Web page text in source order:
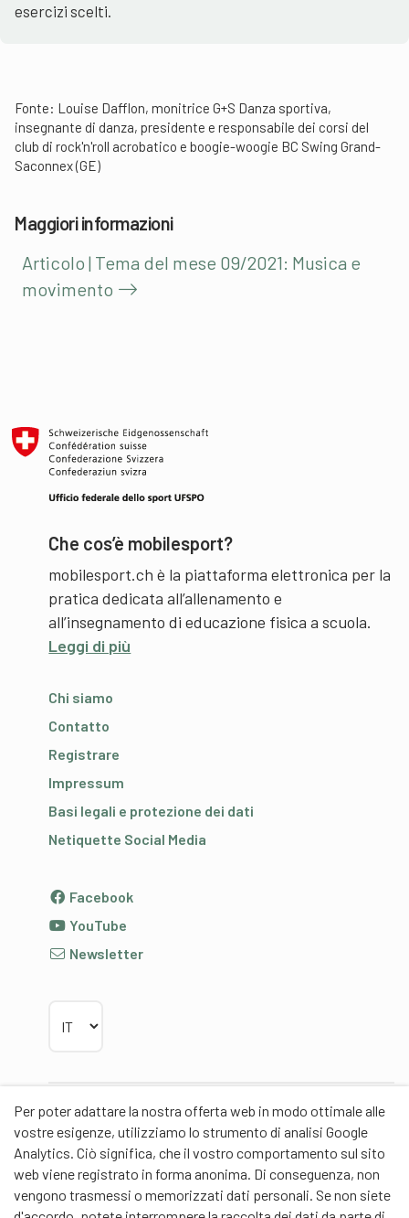
Per poter adattare la nostra offerta web in modo ottimale alle
vostre esigenze, utilizziamo lo strumento di analisi Google
Analytics. Ciò significa, che il vostro comportamento sul sito
web viene registrato in forma anonima. Di conseguenza, non
vengono trasmessi o memorizzati dati personali. Se non siete
esercizi scelti.
Fonte: Louise Dafflon, monitrice G+S Danza sportiva,
insegnante di danza, presidente e responsabile dei corsi del
club di rock'n'roll acrobatico e boogie-woogie BC Swing Grand-
Saconnex (GE)
Maggiori informazioni
Articolo | Tema del mese 09/2021: Musica e
movimento
Che cos’è mobilesport?
mobilesport.ch è la piattaforma elettronica per la
pratica dedicata all’allenamento e
all’insegnamento di educazione fisica a scuola.
Leggi di più
Chi siamo
Contatto
Registrare
Impressum
Basi legali e protezione dei dati
Netiquette Social Media
Facebook
YouTube
Newsletter
Partner